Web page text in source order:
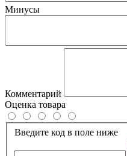
Минусы
Комментарий
Оценка товара
Введите код в поле ниже